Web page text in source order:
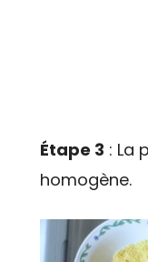
Étape 3 : La
homogène.